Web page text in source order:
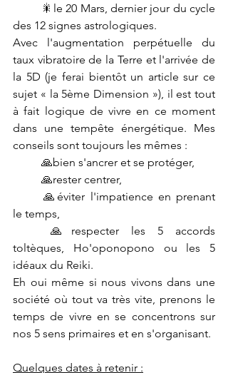
des 12 signes astrologiques.
Avec l'augmentation perpétuelle du
taux vibratoire de la Terre et l'arrivée de
la 5D (je ferai bientôt un article sur ce
sujet « la 5ème Dimension »), il est tout
à fait logique de vivre en ce moment
dans une tempête énergétique. Mes
conseils sont toujours les mêmes :
	🙏bien s'ancrer et se protéger,
	🙏rester centrer,
	🙏éviter l'impatience en prenant
le temps,
toltèques, Ho'oponopono ou les 5
idéaux du Reiki.
Eh oui même si nous vivons dans une
société où tout va très vite, prenons le
temps de vivre en se concentrons sur
nos 5 sens primaires et en s'organisant.
Quelques dates à retenir :